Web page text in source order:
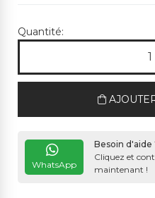
Quantité:
WhatsApp
Besoin d'aide
Cliquez et
maintenant !